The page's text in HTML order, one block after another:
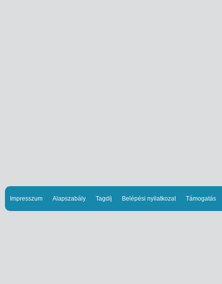
Impresszum Alapszabály Tagdíj Belépési nyilatkozat Támogatás